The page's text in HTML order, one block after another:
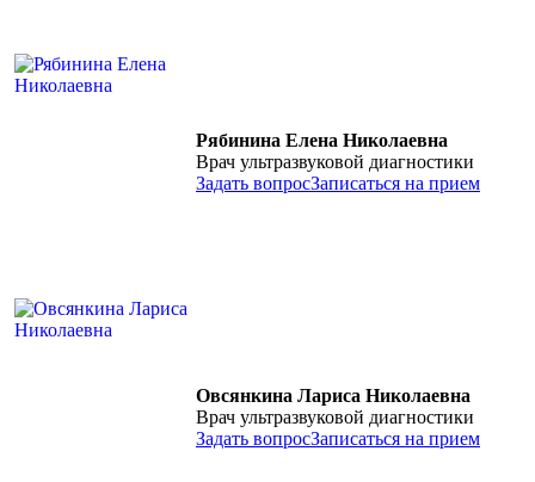
Рябинина Елена Николаевна
Врач ультразвуковой диагностики
Задать вопросЗаписаться на прием
Овсянкина Лариса Николаевна
Врач ультразвуковой диагностики
Задать вопросЗаписаться на прием